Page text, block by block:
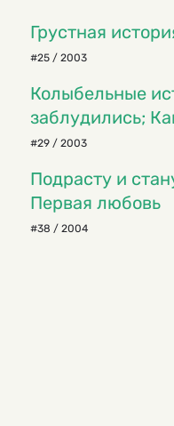
Грустная
#25 / 2003
Колыбельные
заблудились;
#29 / 2003
Подрасту и
Первая любовь
#38 / 2004